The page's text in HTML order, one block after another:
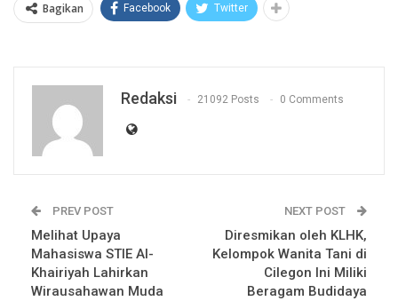
Bagikan Facebook Twitter
Redaksi 21092 Posts 0 Comments
PREV POST
Melihat Upaya
Mahasiswa STIE Al-
Khairiyah Lahirkan
Wirausahawan Muda
NEXT POST
Diresmikan oleh KLHK,
Kelompok Wanita Tani di
Cilegon Ini Miliki
Beragam Budidaya